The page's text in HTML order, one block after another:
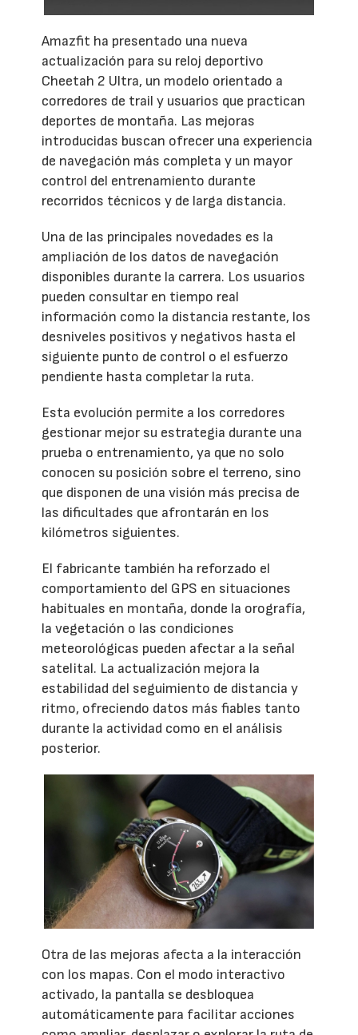
Amazfit ha presentado una nueva
actualización para su reloj deportivo
Cheetah 2 Ultra, un modelo orientado a
corredores de trail y usuarios que practican
deportes de montaña. Las mejoras
introducidas buscan ofrecer una experiencia
de navegación más completa y un mayor
control del entrenamiento durante
recorridos técnicos y de larga distancia.
Una de las principales novedades es la
ampliación de los datos de navegación
disponibles durante la carrera. Los usuarios
pueden consultar en tiempo real
información como la distancia restante, los
desniveles positivos y negativos hasta el
siguiente punto de control o el esfuerzo
pendiente hasta completar la ruta.
Esta evolución permite a los corredores
gestionar mejor su estrategia durante una
prueba o entrenamiento, ya que no solo
conocen su posición sobre el terreno, sino
que disponen de una visión más precisa de
las dificultades que afrontarán en los
kilómetros siguientes.
El fabricante también ha reforzado el
comportamiento del GPS en situaciones
habituales en montaña, donde la orografía,
la vegetación o las condiciones
meteorológicas pueden afectar a la señal
satelital. La actualización mejora la
estabilidad del seguimiento de distancia y
ritmo, ofreciendo datos más fiables tanto
durante la actividad como en el análisis
posterior.
Otra de las mejoras afecta a la interacción
con los mapas. Con el modo interactivo
activado, la pantalla se desbloquea
automáticamente para facilitar acciones